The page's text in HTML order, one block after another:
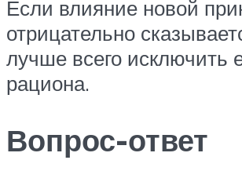
Если влияние новой
отрицательно
лучше всего исключить
рациона.
Вопрос-ответ